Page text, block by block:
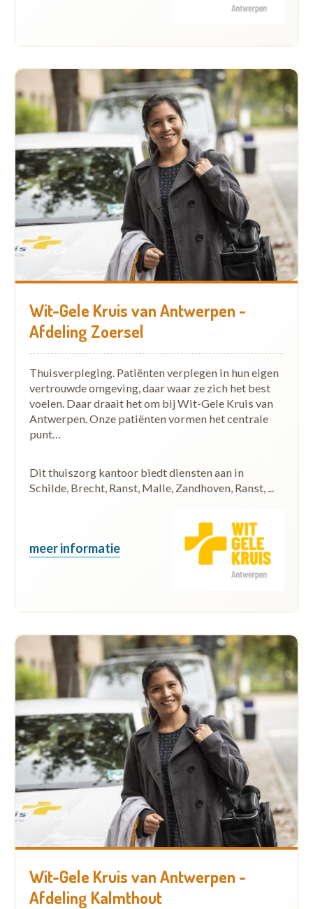
Wit-Gele Kruis van Antwerpen -
Afdeling Zoersel
Thuisverpleging. Patiënten verplegen in hun eigen
vertrouwde omgeving, daar waar ze zich het best
voelen. Daar draait het om bij Wit-Gele Kruis van
Antwerpen. Onze patiënten vormen het centrale
punt…
Dit thuiszorg kantoor biedt diensten aan in
Schilde, Brecht, Ranst, Malle, Zandhoven, Ranst, ...
meer informatie
Wit-Gele Kruis van Antwerpen -
Afdeling Kalmthout